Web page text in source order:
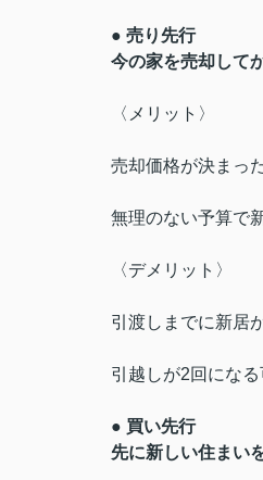
● 売り先行
今の家を売却して
〈メリット〉
売却価格が決まっ
無理のない予算で
〈デメリット〉
引渡しまでに新居
引越しが2回にな
● 買い先行
先に新しい住まい